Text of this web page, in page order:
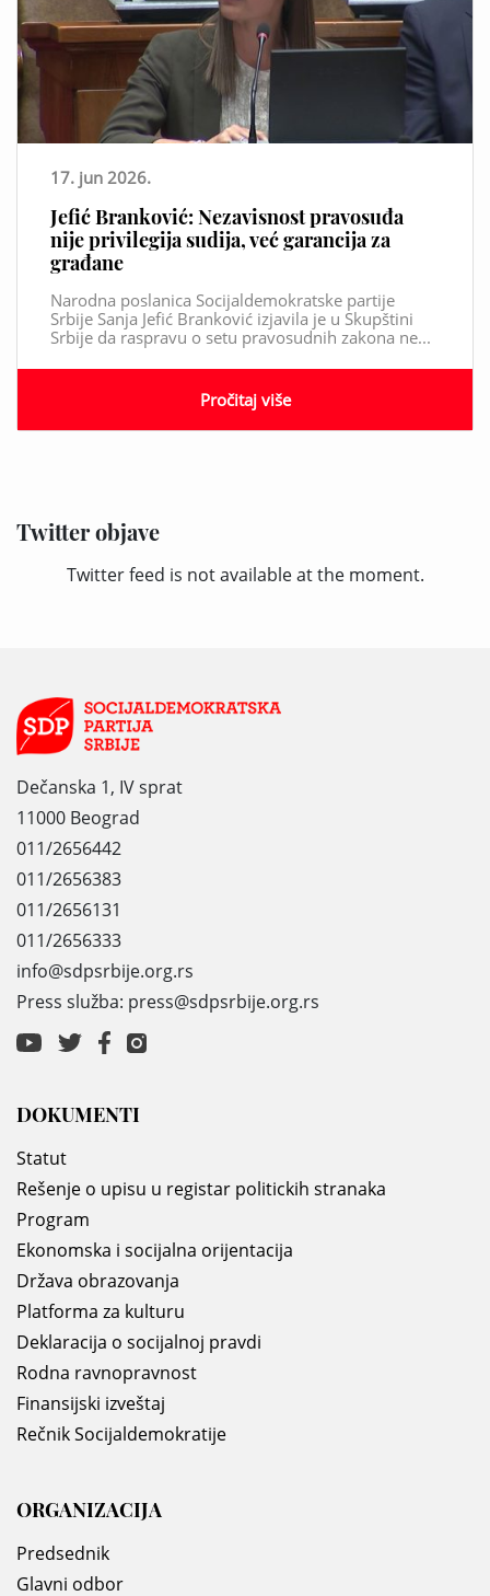
Twitter objave
Twitter feed is not available at the moment.
17. jun 2026.
Jefić Branković: Nezavisnost pravosuđa
nije privilegija sudija, već garancija za
građane
Narodna poslanica Socijaldemokratske partije
Srbije Sanja Jefić Branković izjavila je u Skupštini
Srbije da raspravu o setu pravosudnih zakona ne...
Pročitaj više
Dečanska 1, IV sprat
11000 Beograd
011/2656442
011/2656383
011/2656131
011/2656333
info@sdpsrbije.org.rs
Press služba: press@sdpsrbije.org.rs
DOKUMENTI
Statut
Rešenje o upisu u registar politickih stranaka
Program
Ekonomska i socijalna orijentacija
Država obrazovanja
Platforma za kulturu
Deklaracija o socijalnoj pravdi
Rodna ravnopravnost
Finansijski izveštaj
Rečnik Socijaldemokratije
ORGANIZACIJA
Predsednik
Glavni odbor